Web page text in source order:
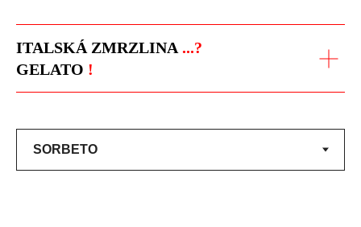
ITALSKÁ ZMRZLINA ...?
GELATO !